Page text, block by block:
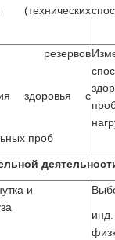
(технических
резервов
здоровья с
проб
и